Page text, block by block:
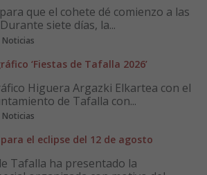
que el cohete dé comienzo a las
siete días, la...
‘Fiestas de Tafalla 2026’
Higuera Argazki Elkartea con el
de Tafalla con...
el eclipse del 12 de agosto
Tafalla ha presentado la